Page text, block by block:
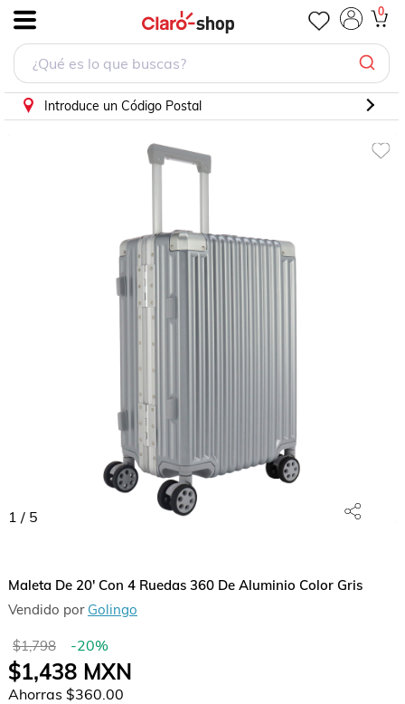
0
Introduce un Código Postal
1 / 5
Maleta De 20' Con 4 Ruedas 360 De Aluminio Color Gris
Vendido por Golingo
$1,798 -20%
$1,438MXN
Ahorras $360.00